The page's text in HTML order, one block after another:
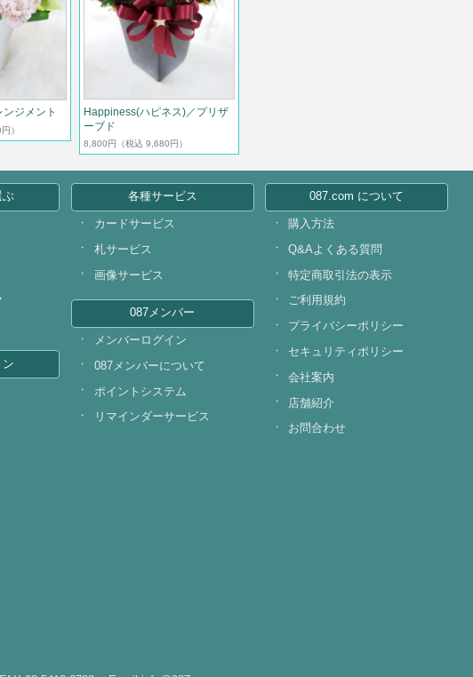
ジメント
）
Happiness(ハピネス)／プリザ
ーブド
8,800円 （税込 9,680円）
ぶ
ン
各種サービス
カードサービス
札サービス
画像サービス
087メンバー
メンバーログイン
087メンバーについて
ポイントシステム
リマインダーサービス
087.com について
購入方法
Q&Aよくある質問
特定商取引法の表示
ご利用規約
プライバシーポリシー
セキュリティポリシー
会社案内
店舗紹介
お問合わせ